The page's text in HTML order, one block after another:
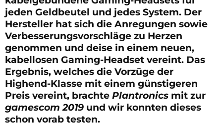
jeden Geldbeutel und jedes System. Der
Hersteller hat sich die Anregungen sowie
Verbesserungsvorschläge zu Herzen
genommen und deise in einem neuen,
kabellosen Gaming-Headset vereint. Das
Ergebnis, welches die Vorzüge der
Highend-Klasse mit einem günstigeren
Preis vereint, brachte Plantronics mit zur
gamescom 2019 und wir konnten dieses
schon vorab testen.